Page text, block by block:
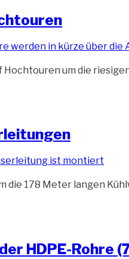
um die
die 178 Meter langen
HDPE-Rohre